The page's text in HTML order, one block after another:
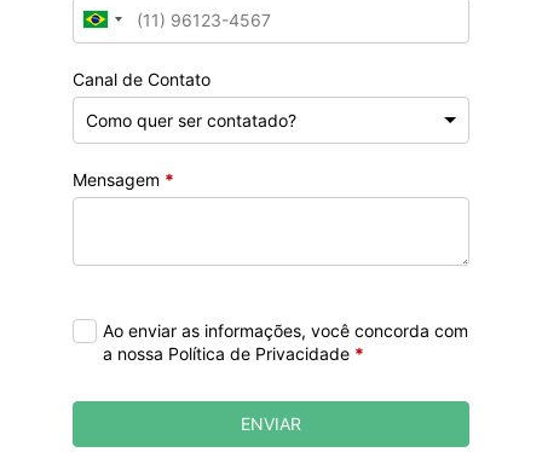
Canal de Contato
Mensagem *
Ao enviar as informações, você concorda com
a nossa Política de Privacidade *
ENVIAR